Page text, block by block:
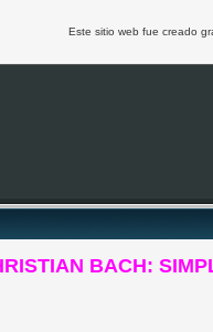
BACH:
Este sitio web fue creado